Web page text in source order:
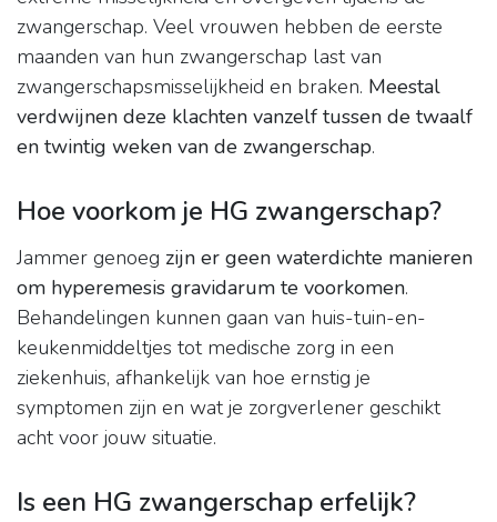
zwangerschap. Veel vrouwen hebben de eerste
maanden van hun zwangerschap last van
zwangerschapsmisselijkheid en braken. Meestal
verdwijnen deze klachten vanzelf tussen de twaalf
en twintig weken van de zwangerschap.
Hoe voorkom je HG zwangerschap?
Jammer genoeg zijn er geen waterdichte manieren
om hyperemesis gravidarum te voorkomen.
Behandelingen kunnen gaan van huis-tuin-en-
keukenmiddeltjes tot medische zorg in een
ziekenhuis, afhankelijk van hoe ernstig je
symptomen zijn en wat je zorgverlener geschikt
acht voor jouw situatie.
Is een HG zwangerschap erfelijk?